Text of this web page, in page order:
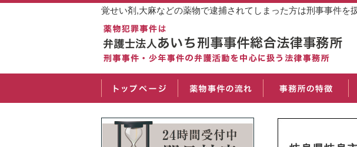
覚せい剤,大麻などの薬物で逮捕されてしまった方は刑事事件を